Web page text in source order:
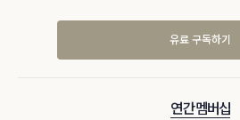
유료 구독하기
연간 멤버십